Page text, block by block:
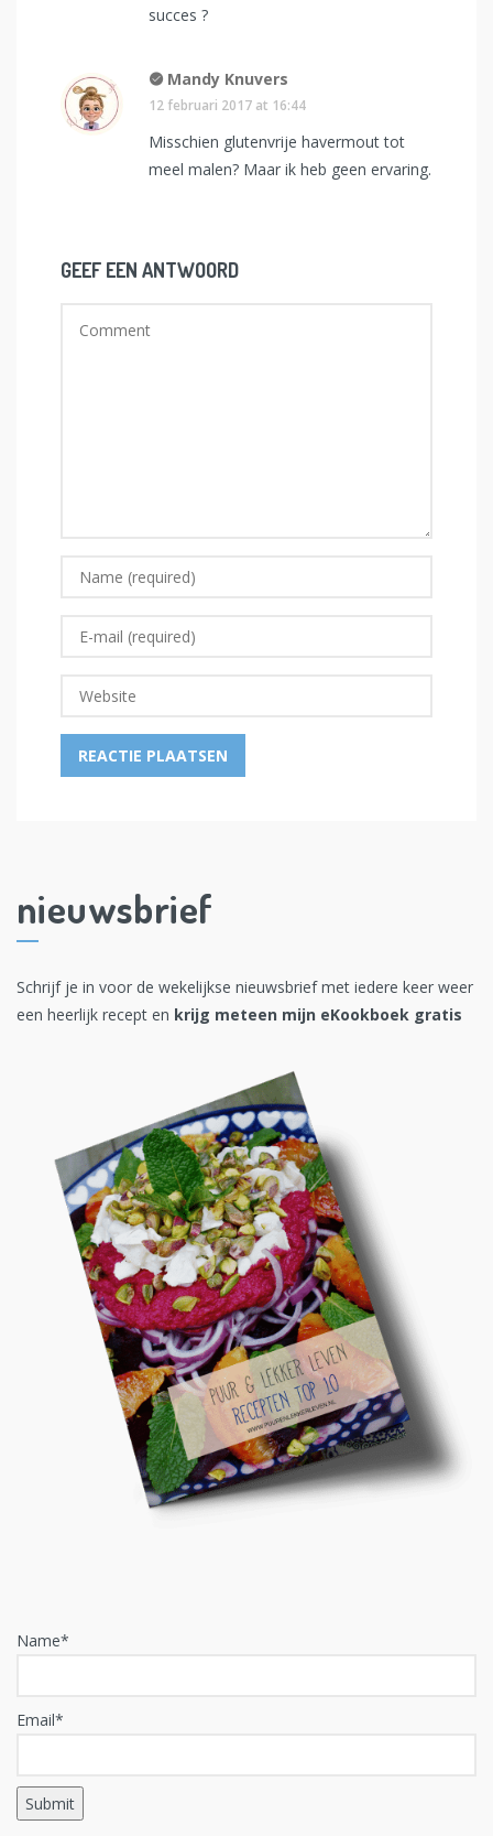
succes ?
Mandy Knuvers
12 februari 2017 at 16:44
Misschien glutenvrije havermout tot
meel malen? Maar ik heb geen ervaring.
GEEF EEN ANTWOORD
nieuwsbrief
Schrijf je in voor de wekelijkse nieuwsbrief met iedere keer weer
een heerlijk recept en krijg meteen mijn eKookboek gratis
Name*
Email*